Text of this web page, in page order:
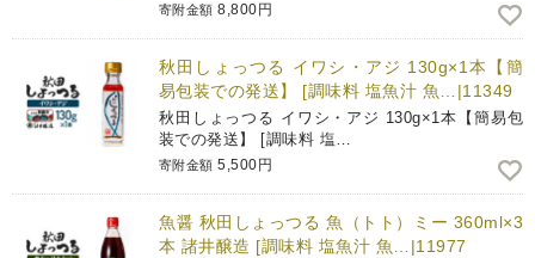
寄附金額 8,800円
秋田しょっつる イワシ・アジ 130g×1本【簡
易包装での発送】 [調味料 塩魚汁 魚…|11349
秋田しょっつる イワシ・アジ 130g×1本【簡易包
装での発送】 [調味料 塩…
寄附金額 5,500円
魚醤 秋田しょっつる 魚（トト）ミー 360ml×3
本 諸井醸造 [調味料 塩魚汁 魚…|11977